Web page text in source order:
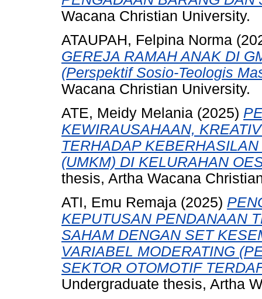
Wacana Christian University.
ATAUPAH, Felpina Norma
GEREJA RAMAH ANAK DI
(Perspektif Sosio-Teologis
Wacana Christian University.
ATE, Meidy Melania (2025)
KEWIRAUSAHAAN,
TERHADAP
(UMKM) DI KELURAHAN
thesis, Artha Wacana
ATI, Emu Remaja (2025)
KEPUTUSAN PENDANAAN
SAHAM DENGAN SET
VARIABEL MODERATING
SEKTOR OTOMOTIF
Undergraduate thesis, Artha